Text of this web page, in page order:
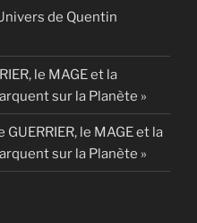
de Quentin
le MAGE et la
sur la Planète »
GUERRIER, le MAGE et la
sur la Planète »